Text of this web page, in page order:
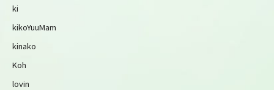
ki
kikoYuuMam
kinako
Koh
lovin